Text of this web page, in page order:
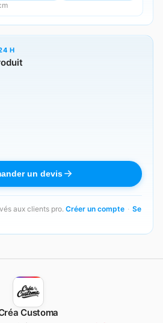
H
un devis
aux clients pro. Créer un compte · Se
Customa